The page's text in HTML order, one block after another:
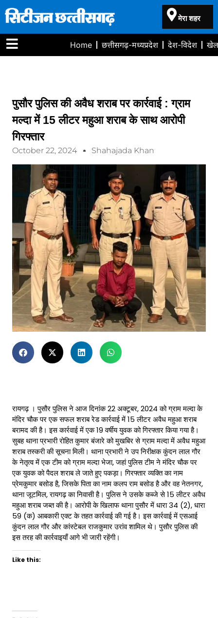
मेरा शहर
Home छत्तीसगढ़-मध्यप्रदेश देश-विदेश
पुसौर पुलिस की अवैध शराब पर कार्रवाई : ग्राम
मल्दा में 15 लीटर महुआ शराब के साथ आरोपी
गिरफ्तार
October 22, 2024 Shahajada Khan
रायगढ़ । पुसौर पुलिस ने आज दिनांक 22 अक्टूबर, 2024 को ग्राम मल्दा के
मंदिर चौक पर एक सफल शराब रेड कार्रवाई में 15 लीटर अवैध महुआ शराब
बरामद की है। इस कार्रवाई में एक 19 वर्षीय युवक को गिरफ्तार किया गया है।
सुबह थाना प्रभारी रोहित कुमार बंजारे को मुखबिर से ग्राम मल्दा में अवैध महुआ
शराब तस्करी की सूचना मिली। थाना प्रभारी ने उप निरीक्षक कुंदन लाल गौर
के नेतृत्व में एक टीम को ग्राम मल्दा भेजा, जहां पुलिस टीम ने मंदिर चौक पर
एक युवक को पैदल शराब ले जाते हुए पकड़ा। गिरफ्तार व्यक्ति का नाम
प्रेमकुमार बसोड है, जिसके पिता का नाम कलप राम बसोड है और वह नेतनगर,
थाना जूटमिल, रायगढ़ का निवासी है। पुलिस ने उसके कब्जे से 15 लीटर अवैध
महुआ शराब जब्त की है। आरोपी के खिलाफ थाना पुसौर में धारा 34 (2), धारा
59 (क) आबकारी एक्ट के तहत कार्रवाई की गई है। इस कार्रवाई में एसआई
कुंदन लाल गौर और कांस्टेबल राजकुमार उरांव शामिल थे। पुसौर पुलिस की
इस तरह की कार्रवाइयाँ आगे भी जारी रहेंगी।
Like this: